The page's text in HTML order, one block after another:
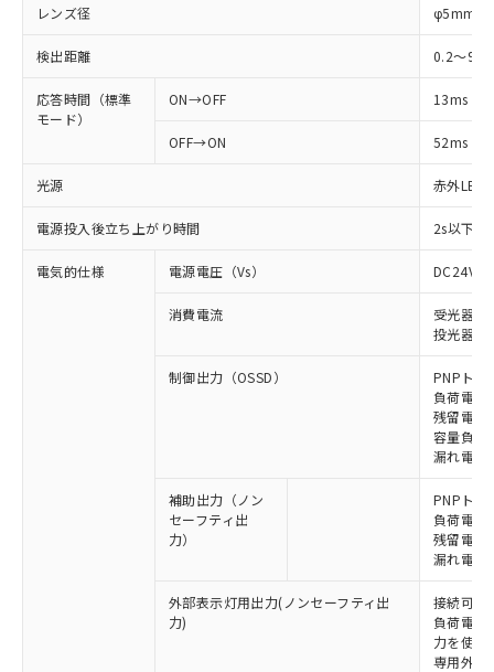
レンズ径 φ5mm
検出距離 0.2～9m
応答時間（標準
モード）
ON→OFF 13ms
OFF→ON 52ms
光源 赤外LED
電源投入後立ち上がり時間 2s以下(
電気的仕様 電源電圧（Vs）
消費電流
受光器:
投光器:
制御出力（OSSD）
PNPトラ
負荷電流
残留電圧
容量負荷
漏れ電流
補助出力（ノン
セーフティ出
力）
PNPトラ
負荷電流
残留電圧
漏れ電流
外部表示灯用出力(ノンセーフティ出
力)
接続可能
負荷電流
力を使用
専用外部